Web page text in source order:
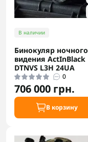
В наличии
Бинокуляр ночного
видения ActInBlack
DTNVS L3H 24UA
0
706 000 грн.
В корзину